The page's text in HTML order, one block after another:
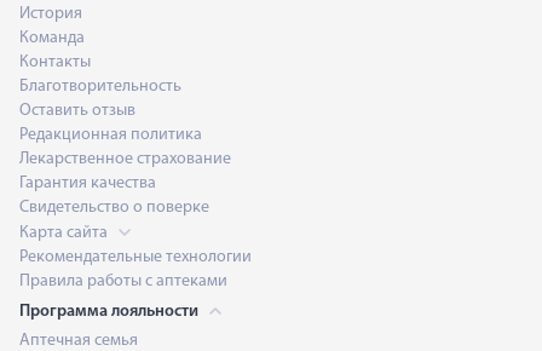
История
Команда
Контакты
Благотворительность
Оставить отзыв
Редакционная политика
Лекарственное страхование
Гарантия качества
Свидетельство о поверке
Карта сайта
Рекомендательные технологии
Правила работы с аптеками
Программа лояльности
Аптечная семья